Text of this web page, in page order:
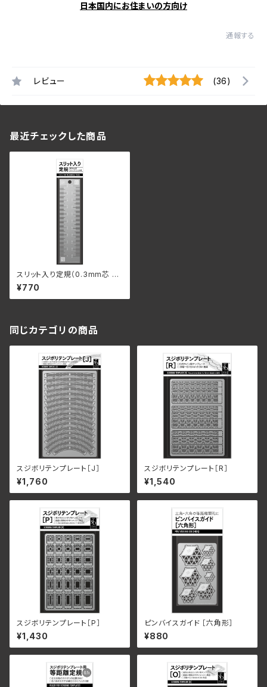
日本国内にお住まいの方向け
通報する
レビュー (36)
最近チェックした商品
スリット入り定規（0.3mm芯 シ
ャープペンシル用）
¥770
同じカテゴリの商品
スジボリテンプレート［J］
¥1,760
スジボリテンプレート［R］
¥1,540
スジボリテンプレート［P］
¥1,430
ピンバイスガイド ［六角形］
¥880